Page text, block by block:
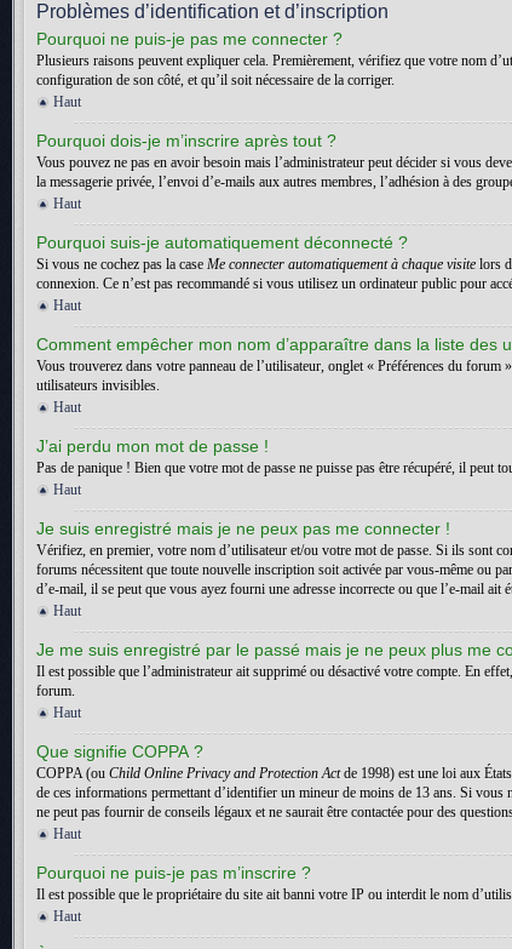
Problèmes d’identification et d’inscription
Pourquoi ne puis-je pas me connecter ?
Plusieurs raisons peuvent expliquer cela. Premièrement, vérifiez que votre nom
configuration de son côté, et qu’il soit nécessaire de la corriger.
Haut
Pourquoi dois-je m’inscrire après tout ?
Vous pouvez ne pas en avoir besoin mais l’administrateur peut décider si vous
la messagerie privée, l’envoi d’e-mails aux autres membres, l’adhésion à des
Haut
Pourquoi suis-je automatiquement déconnecté ?
Si vous ne cochez pas la case Me connecter automatiquement à chaque visite lors
connexion. Ce n’est pas recommandé si vous utilisez un ordinateur public pour
Haut
Comment empêcher mon nom d’apparaître dans la liste des
Vous trouverez dans votre panneau de l’utilisateur, onglet « Préférences du forum
utilisateurs invisibles.
Haut
J’ai perdu mon mot de passe !
Pas de panique ! Bien que votre mot de passe ne puisse pas être récupéré, il peut
Haut
Je suis enregistré mais je ne peux pas me connecter !
Vérifiez, en premier, votre nom d’utilisateur et/ou votre mot de passe. Si ils sont
forums nécessitent que toute nouvelle inscription soit activée par vous-même ou
d’e-mail, il se peut que vous ayez fourni une adresse incorrecte ou que l’e-mail
Haut
Je me suis enregistré par le passé mais je ne peux plus me
Il est possible que l’administrateur ait supprimé ou désactivé votre compte. En
forum.
Haut
Que signifie COPPA ?
COPPA (ou Child Online Privacy and Protection Actde 1998) est une loi aux
de ces informations permettant d’identifier un mineur de moins de 13 ans. Si
ne peut pas fournir de conseils légaux et ne saurait être contactée pour des
Haut
Pourquoi ne puis-je pas m’inscrire ?
Il est possible que le propriétaire du site ait banni votre IP ou interdit le nom
Haut